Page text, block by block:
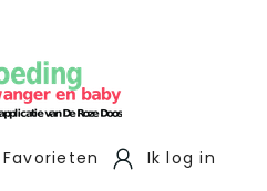
Favorieten Ik log in